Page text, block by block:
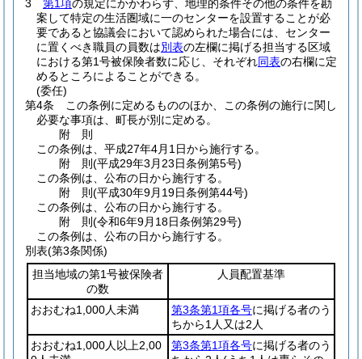
3
第1項の規定にかかわらず、地理的条件その他の条件を勘
案して特定の生活圏域に一のセンターを設置することが必
要であると協議会において認められた場合には、センター
に置くべき職員の員数は別表の左欄に掲げる担当する区域
における第1号被保険者数に応じ、それぞれ同表の右欄に定
めるところによることができる。
(委任)
第4条
この条例に定めるもののほか、この条例の施行に関し
必要な事項は、町長が別に定める。
附 則
この条例は、平成27年4月1日から施行する。
附 則(平成29年3月23日条例第5号)
この条例は、公布の日から施行する。
附 則(平成30年9月19日条例第44号)
この条例は、公布の日から施行する。
附 則(令和6年9月18日条例第29号)
この条例は、公布の日から施行する。
別表(第3条関係)
担当地域の第1号被保険者
の数
人員配置基準
おおむね1,000人未満 第3条第1項各号に掲げる者のう
ちから1人又は2人
おおむね1,000人以上2,00
第3条第1項各号に掲げる者のう